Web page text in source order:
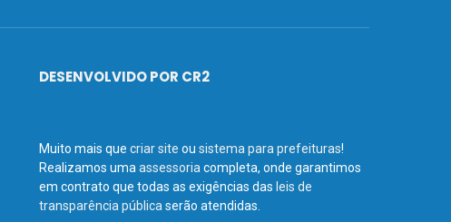
DESENVOLVIDO POR CR2
Muito mais que criar site ou sistema para prefeituras!
Realizamos uma assessoria completa, onde garantimos
em contrato que todas as exigências das leis de
transparência pública serão atendidas.